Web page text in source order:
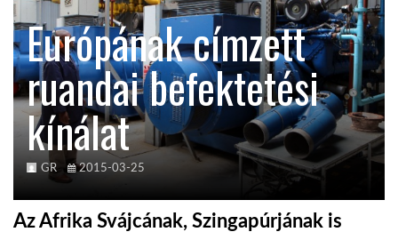
KÖZEL-KELET
AUSZTRÁLIA
A VILÁG ITTHON
Európának címzett
ruandai befektetési
kínálat
GR 2015-03-25
Az Afrika Svájcának, Szingapúrjának is